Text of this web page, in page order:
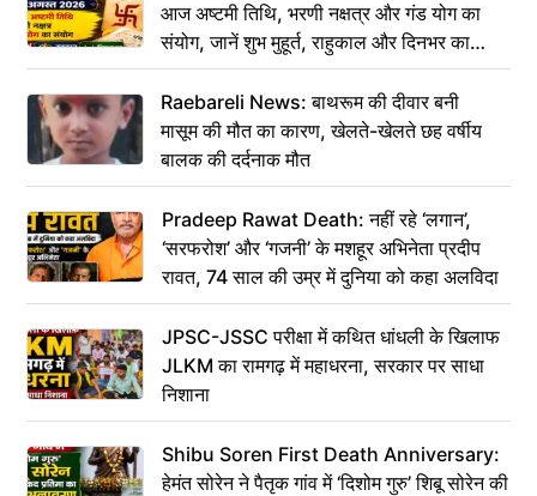
आज अष्टमी तिथि, भरणी नक्षत्र और गंड योग का
संयोग, जानें शुभ मुहूर्त, राहुकाल और दिनभर का
पंचांग
Raebareli News: बाथरूम की दीवार बनी
मासूम की मौत का कारण, खेलते-खेलते छह वर्षीय
बालक की दर्दनाक मौत
Pradeep Rawat Death: नहीं रहे ‘लगान’,
‘सरफरोश’ और ‘गजनी’ के मशहूर अभिनेता प्रदीप
रावत, 74 साल की उम्र में दुनिया को कहा अलविदा
JPSC-JSSC परीक्षा में कथित धांधली के खिलाफ
JLKM का रामगढ़ में महाधरना, सरकार पर साधा
निशाना
Shibu Soren First Death Anniversary:
हेमंत सोरेन ने पैतृक गांव में ‘दिशोम गुरु’ शिबू सोरेन की